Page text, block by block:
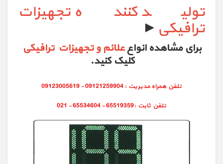
تولید کننده تجهیزات
ترافیکی ►
برای مشاهده انواععلائم و تجهیزات ترافیکی
کلیک کنید.